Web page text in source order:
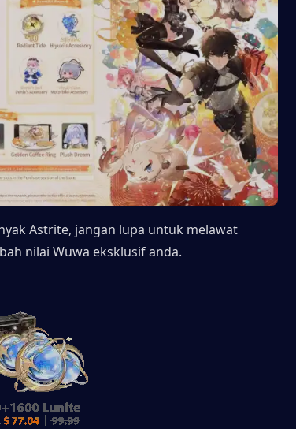
nilai Wuwa eksklusif anda.